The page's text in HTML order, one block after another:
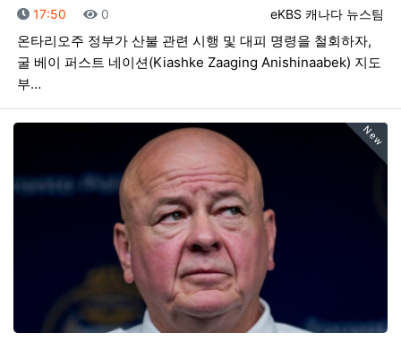
등록자
eKBS 캐나다 뉴스팀
등록일
17:50 조회
0
온타리오주 정부가 산불 관련 시행 및 대피 명령을 철회하자,
굴 베이 퍼스트 네이션(Kiashke Zaaging Anishinaabek) 지도
부…
New